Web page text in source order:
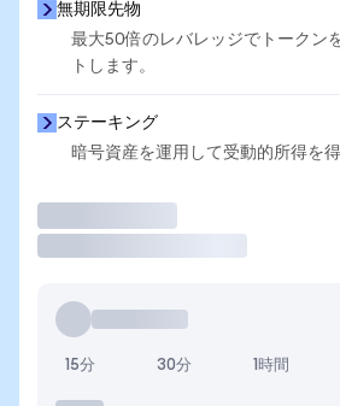
無期限先物
最大50倍のレバレッジでトークン
トします。
ステーキング
暗号資産を運用して受動的所得を得
15分 30分 1時間